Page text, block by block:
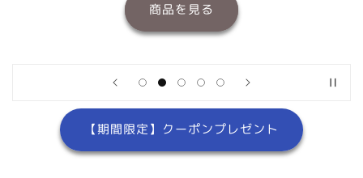
商品を見る
【期間限定】クーポンプレゼント